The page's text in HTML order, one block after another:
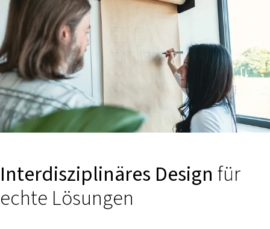
Interdisziplinäres Design für
echte Lösungen